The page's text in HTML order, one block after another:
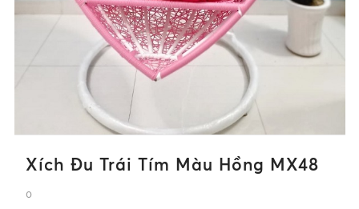
Xích Đu Trái Tím Màu Hồng MX48
0